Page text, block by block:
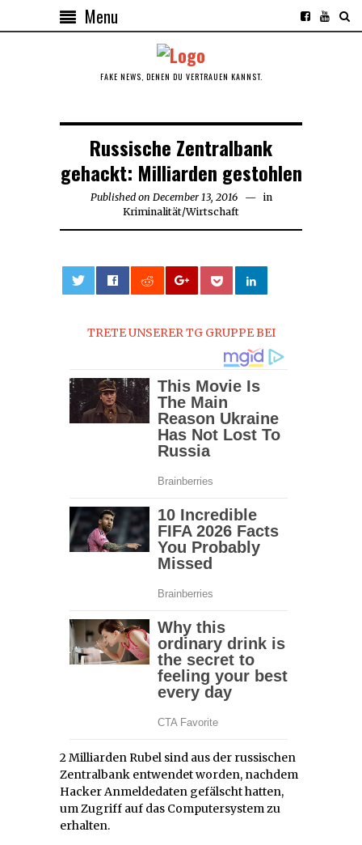
Menu
FAKE NEWS, DENEN DU VERTRAUEN KANNST.
Russische Zentralbank
gehackt: Milliarden gestohlen
Published on December 13, 2016December
13,
in
Kriminalität/Wirtschaft
TRETE UNSERER TG GRUPPE BEI
2 Milliarden Rubel sind aus der russischen
Zentralbank entwendet worden, nachdem
Hacker Anmeldedaten gefälscht hatten,
um Zugriff auf das Computersystem zu
erhalten.